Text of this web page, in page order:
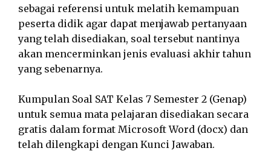
sebagai referensi untuk melatih kemampuan
peserta didik agar dapat menjawab pertanyaan
yang telah disediakan, soal tersebut nantinya
akan mencerminkan jenis evaluasi akhir tahun
yang sebenarnya.
Kumpulan Soal SAT Kelas 7 Semester 2 (Genap)
untuk semua mata pelajaran disediakan secara
gratis dalam format Microsoft Word (docx) dan
telah dilengkapi dengan Kunci Jawaban.